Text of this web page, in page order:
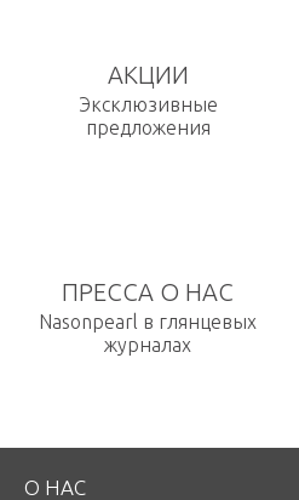
АКЦИИ
Эксклюзивные
предложения
ПРЕССА О НАС
Nasonpearl в глянцевых
журналах
О НАС